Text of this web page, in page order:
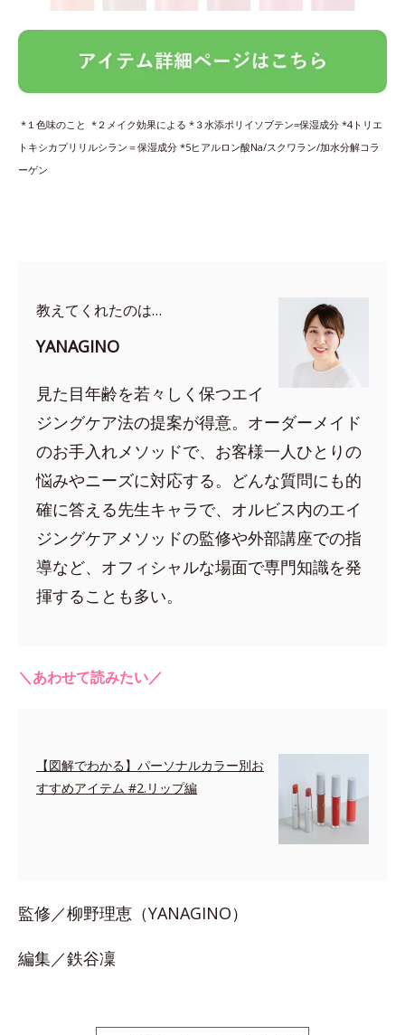
*１色味のこと *２メイク効果による *３水添ポリイソブテン=保湿成分 *4トリエ
トキシカプリリルシラン＝保湿成分 *5ヒアルロン酸Na/スクワラン/加水分解コラ
ーゲン
教えてくれたのは…
YANAGINO
見た目年齢を若々しく保つエイ
ジングケア法の提案が得意。オーダーメイド
のお手入れメソッドで、お客様一人ひとりの
悩みやニーズに対応する。どんな質問にも的
確に答える先生キャラで、オルビス内のエイ
ジングケアメソッドの監修や外部講座での指
導など、オフィシャルな場面で専門知識を発
揮することも多い。
＼あわせて読みたい／
【図解でわかる】パーソナルカラー別お
すすめアイテム #2.リップ編
監修／柳野理恵（YANAGINO）
編集／鉄谷凜